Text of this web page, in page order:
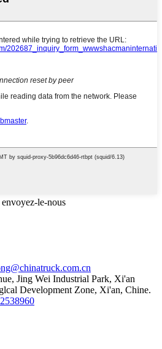
le-nous
Jing Wei Industrial Park, Xi'an
Development Zone, Xi'an, Chine.